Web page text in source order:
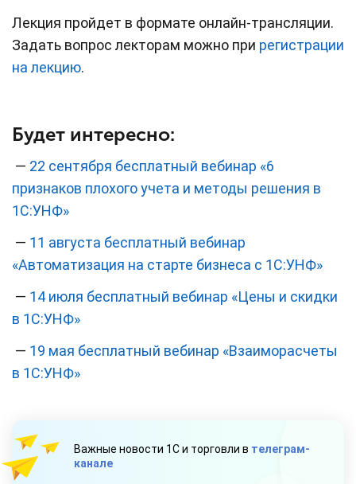
Лекция пройдет в формате онлайн-трансляции.
Задать вопрос лекторам можно при регистрации
на лекцию.
Будет интересно:
— 22 сентября бесплатный вебинар «6
признаков плохого учета и методы решения в
1С:УНФ»
— 11 августа бесплатный вебинар
«Автоматизация на старте бизнеса с 1С:УНФ»
— 14 июля бесплатный вебинар «Цены и скидки
в 1С:УНФ»
— 19 мая бесплатный вебинар «Взаиморасчеты
в 1С:УНФ»
Важные новости 1С и торговли в телеграм-
канале